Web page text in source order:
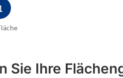
Sie Ihre